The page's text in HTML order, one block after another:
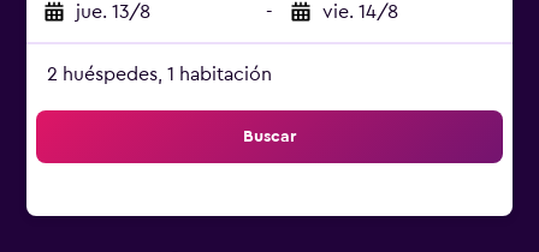
jue. 13/8 - vie. 14/8
2 huéspedes, 1 habitación
Buscar